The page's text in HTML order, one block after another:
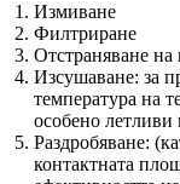
Измиване
Филтриране
Отстраняване на
Изсушаване: за
температура на
особено летливи
Раздробяване:
контактната